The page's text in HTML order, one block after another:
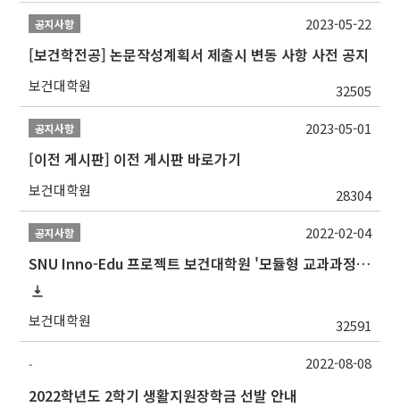
공지사항
[보건학전공] 논문작성계획서 제출시 변동 사항 사전 공지
보건대학원 32505
2023-05-22
공지사항
[이전 게시판] 이전 게시판 바로가기
보건대학원 28304
2023-05-01
공지사항
SNU Inno-Edu 프로젝트 보건대학원 '모듈형 교과과정' 안내(revised 2022/2/28)
보건대학원 32591
2022-02-04
-
2022학년도 2학기 생활지원장학금 선발 안내
2022-08-08